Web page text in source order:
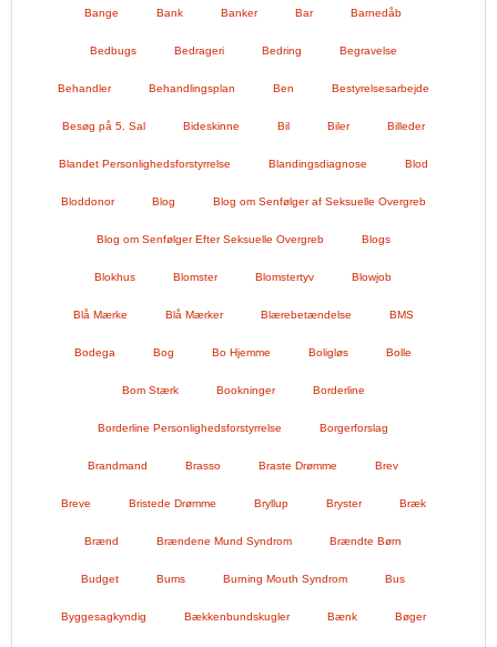
Bange Bank Banker Bar Barnedåb
Bedbugs Bedrageri Bedring Begravelse
Behandler Behandlingsplan Ben Bestyrelsesarbejde
Besøg på 5. Sal Bideskinne Bil Biler Billeder
Blandet Personlighedsforstyrrelse Blandingsdiagnose Blod
Bloddonor Blog Blog om Senfølger af Seksuelle Overgreb
Blog om Senfølger Efter Seksuelle Overgreb Blogs
Blokhus Blomster Blomstertyv Blowjob
Blå Mærke Blå Mærker Blærebetændelse BMS
Bodega Bog Bo Hjemme Boligløs Bolle
Bom Stærk Bookninger Borderline
Borderline Personlighedsforstyrrelse Borgerforslag
Brandmand Brasso Braste Drømme Brev
Breve Bristede Drømme Bryllup Bryster Bræk
Brænd Brændene Mund Syndrom Brændte Børn
Budget Bums Burning Mouth Syndrom Bus
Byggesagkyndig Bækkenbundskugler Bænk Bøger